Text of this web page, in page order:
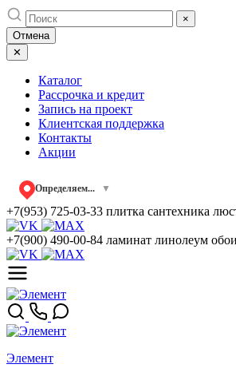
Skip
to
content
×
Отмена
✕
Каталог
Рассрочка и кредит
Запись на проект
Клиентская поддержка
Контакты
Акции
Определяем... ▼
+7(953) 725-03-33 плитка сантехника
+7(900) 490-00-84 ламинат линолеум обои
Элемент